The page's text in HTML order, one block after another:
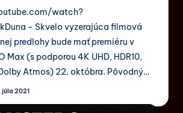
watch?
- Skvelo vyzerajúca filmová
predlohy bude mať premiéru v
Max (s podporou 4K UHD, HDR10,
Atmos) 22. októbra. Pôvodný…
júla 2021